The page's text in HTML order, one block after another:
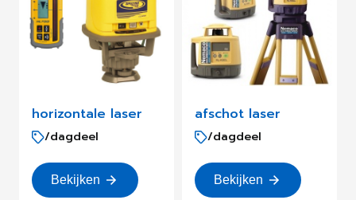
horizontale laser
/dagdeel
Bekijken
afschot laser
/dagdeel
Bekijken